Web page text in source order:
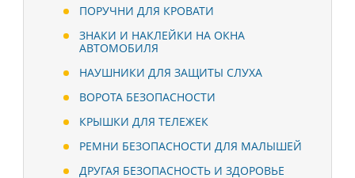
ПОРУЧНИ ДЛЯ КРОВАТИ
ЗНАКИ И НАКЛЕЙКИ НА ОКНА
АВТОМОБИЛЯ
НАУШНИКИ ДЛЯ ЗАЩИТЫ СЛУХА
ВОРОТА БЕЗОПАСНОСТИ
КРЫШКИ ДЛЯ ТЕЛЕЖЕК
РЕМНИ БЕЗОПАСНОСТИ ДЛЯ МАЛЫШЕЙ
ДРУГАЯ БЕЗОПАСНОСТЬ И ЗДОРОВЬЕ